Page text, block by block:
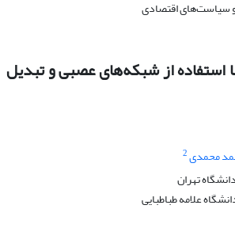
استفاده از شبکه‌های عصبی و تبدیل
محمدی2
تهران
علامه طباطبایی